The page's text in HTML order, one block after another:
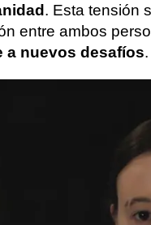
. Esta tensión
entre ambos
a nuevos desafíos.